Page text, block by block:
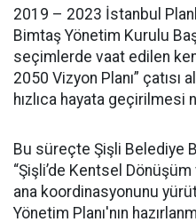
2019 – 2023 İstanbul
Bimtaş Yönetim Kurulu
seçimlerde vaat edilen
2050 Vizyon Planı” çatısı
hızlıca hayata geçirilmesi
Bu süreçte Şişli Belediye
“Şişli’de Kentsel Dönüşüm
ana koordinasyonunu
Yönetim Planı'nın